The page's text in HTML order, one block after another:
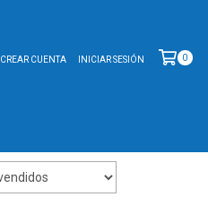
CREAR CUENTA INICIAR SESIÓN 0